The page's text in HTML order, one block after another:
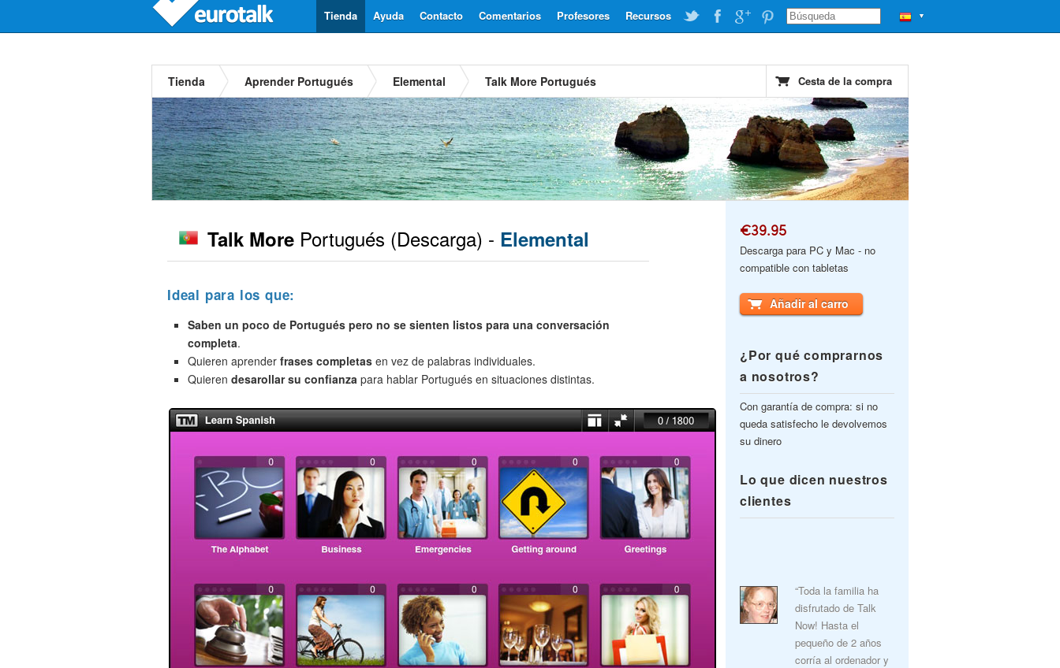
▼
Recursos
Profesores
Comentarios
Contacto
Ayuda
Tienda
Tienda Aprender Portugués Elemental Talk More Portugués Cesta de la compra
Talk More Portugués (Descarga) - Elemental
Ideal para los que:
Saben un poco de Portugués pero no se sienten listos para una conversación
completa.
Quieren aprender frases completas en vez de palabras individuales.
Quieren desarollar su confianza para hablar Portugués en situaciones distintas.
€39.95
Descarga para PC y Mac - no
compatible con tabletas
Añadir al carro
¿Por qué comprarnos
a nosotros?
Con garantía de compra: si no
queda satisfecho le devolvemos
su dinero
Lo que dicen nuestros
clientes
“Toda la familia ha
disfrutado de Talk
Now! Hasta el
pequeño de 2 años
corría al ordenador y